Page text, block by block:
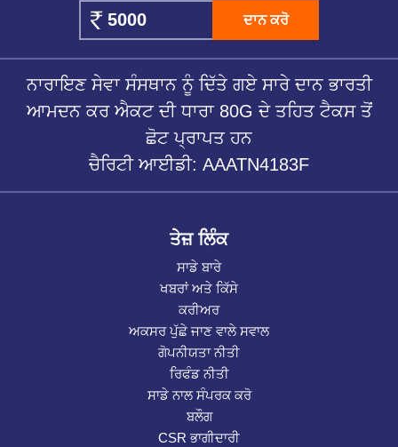
ਦਾਨ ਕਰੋ
ਨਾਰਾਇਣ ਸੇਵਾ ਸੰਸਥਾਨ ਨੂੰ ਦਿੱਤੇ ਗਏ ਸਾਰੇ ਦਾਨ ਭਾਰਤੀ
ਆਮਦਨ ਕਰ ਐਕਟ ਦੀ ਧਾਰਾ 80G ਦੇ ਤਹਿਤ ਟੈਕਸ ਤੋਂ
ਛੋਟ ਪ੍ਰਾਪਤ ਹਨ
ਚੈਰਿਟੀ ਆਈਡੀ: AAATN4183F
ਤੇਜ਼ ਲਿੰਕ
ਸਾਡੇ ਬਾਰੇ
ਖਬਰਾਂ ਅਤੇ ਕਿੱਸੇ
ਕਰੀਅਰ
ਅਕਸਰ ਪੁੱਛੇ ਜਾਣ ਵਾਲੇ ਸਵਾਲ
ਗੋਪਨੀਯਤਾ ਨੀਤੀ
ਰਿਫੰਡ ਨੀਤੀ
ਸਾਡੇ ਨਾਲ ਸੰਪਰਕ ਕਰੋ
ਬਲੌਗ
CSR ਭਾਗੀਦਾਰੀ